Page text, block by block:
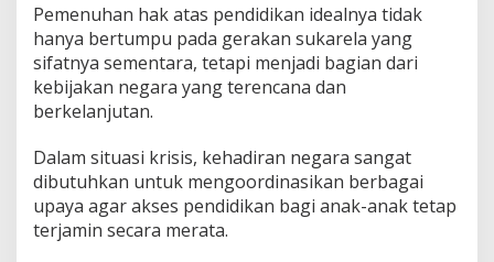
Pemenuhan hak atas pendidikan idealnya tidak
hanya bertumpu pada gerakan sukarela yang
sifatnya sementara, tetapi menjadi bagian dari
kebijakan negara yang terencana dan
berkelanjutan.
Dalam situasi krisis, kehadiran negara sangat
dibutuhkan untuk mengoordinasikan berbagai
upaya agar akses pendidikan bagi anak-anak tetap
terjamin secara merata.